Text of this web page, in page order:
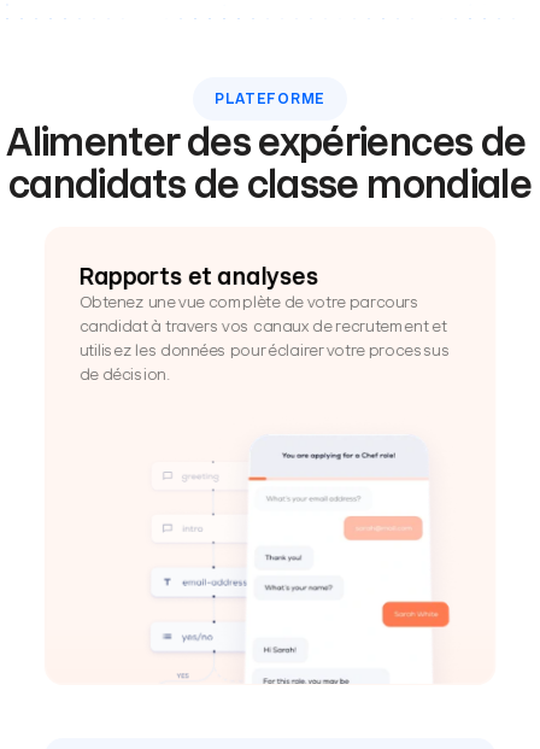
PLATEFORME
Alimenter des expériences de
candidats de classe mondiale
Rapports et analyses
Obtenez une vue complète de votre parcours
candidat à travers vos canaux de recrutement et
utilisez les données pour éclairer votre processus
de décision.